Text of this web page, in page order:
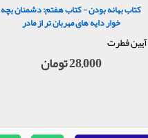
کتاب بهانه بودن - کتاب هفتم: دشمنان بچه
خوار دایه های مهربان تر از مادر
آیین فطرت
28,000 تومان